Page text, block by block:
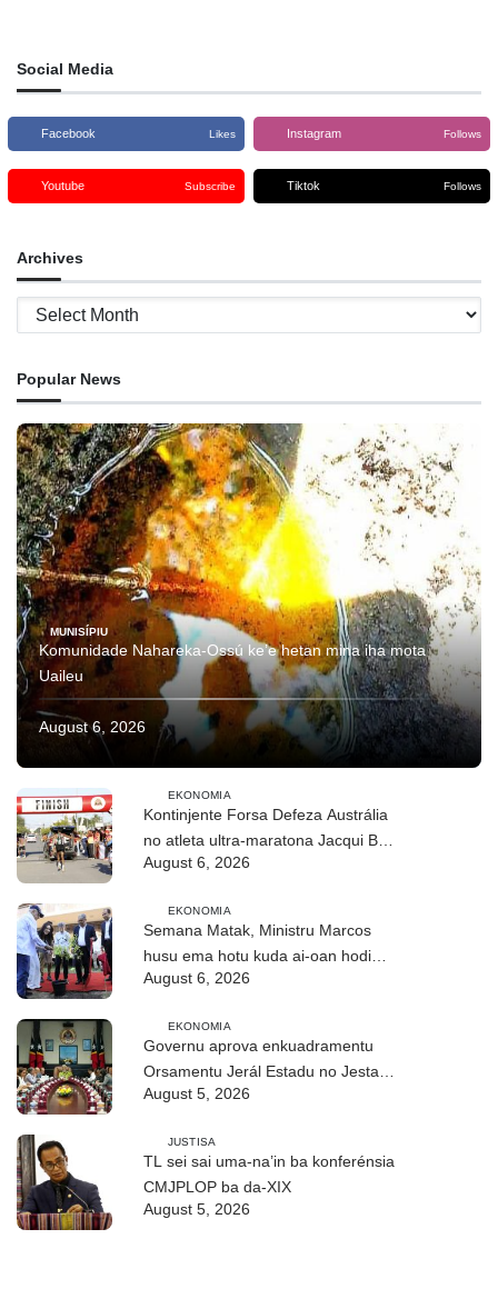
Social Media
Facebook Likes Instagram Follows
Youtube Subscribe Tiktok Follows
Archives
Archives
Popular News
MUNISÍPIU
Komunidade Nahareka-Ossú ke’e hetan mina iha mota
Uaileu
August 6, 2026
EKONOMIA
Kontinjente Forsa Defeza Austrália
no atleta ultra-maratona Jacqui Bell
partisipa DIM 2026
August 6, 2026
EKONOMIA
Semana Matak, Ministru Marcos
husu ema hotu kuda ai-oan hodi
proteje biodiversidade
August 6, 2026
EKONOMIA
Governu aprova enkuadramentu
Orsamentu Jerál Estadu no Jestaun
Finanseira Públika
August 5, 2026
JUSTISA
TL sei sai uma-na’in ba konferénsia
CMJPLOP ba da-XIX
August 5, 2026